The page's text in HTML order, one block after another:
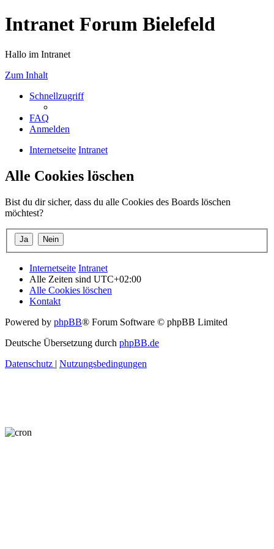
Intranet Forum Bielefeld
Hallo im Intranet
Zum Inhalt
Schnellzugriff
FAQ
Anmelden
Internetseite Intranet
Alle Cookies löschen
Bist du dir sicher, dass du alle Cookies des Boards löschen
möchtest?
Internetseite Intranet
Alle Zeiten sind UTC+02:00
Alle Cookies löschen
Kontakt
Powered by phpBB® Forum Software © phpBB Limited
Deutsche Übersetzung durch phpBB.de
Datenschutz | Nutzungsbedingungen